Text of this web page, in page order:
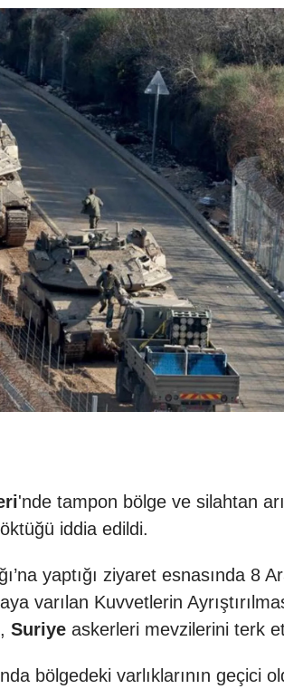
'nde tampon bölge ve silahtan
iddia edildi.
yaptığı ziyaret esnasında 8
varılan Kuvvetlerin
Suriye askerleri mevzilerini terk
bölgedeki varlıklarının geçici